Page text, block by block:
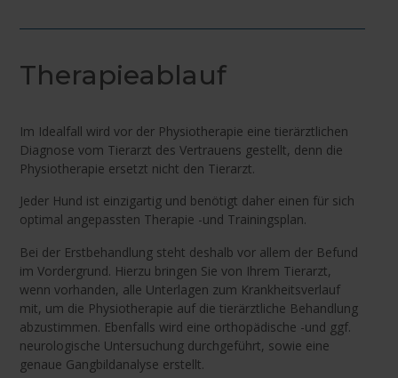
Therapieablauf
Im Idealfall wird vor der Physiotherapie eine tierärztlichen
Diagnose vom Tierarzt des Vertrauens gestellt, denn die
Physiotherapie ersetzt nicht den Tierarzt.
Jeder Hund ist einzigartig und benötigt daher einen für sich
optimal angepassten Therapie -und Trainingsplan.
Bei der Erstbehandlung steht deshalb vor allem der Befund
im Vordergrund. Hierzu bringen Sie von Ihrem Tierarzt,
wenn vorhanden, alle Unterlagen zum Krankheitsverlauf
mit, um die Physiotherapie auf die tierärztliche Behandlung
abzustimmen. Ebenfalls wird eine orthopädische -und ggf.
neurologische Untersuchung durchgeführt, sowie eine
genaue Gangbildanalyse erstellt.